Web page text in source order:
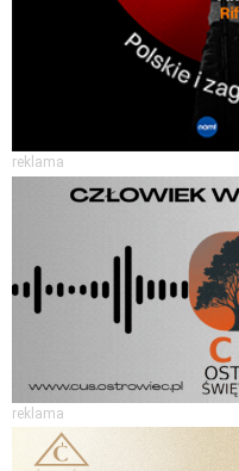
reklama
reklama